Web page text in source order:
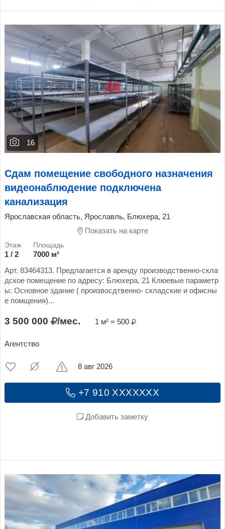
16
Сдам помещение свободного назначения
видеонаблюдение подключена
канализация
Ярославская область, Ярославль, Блюхера, 21
Показать на карте
1 / 2
7000 м²
Арт. 83464313. Предлагается в аренду производственно-скла
дское помещение по адресу: Блюхера, 21 Клюевые параметр
ы: Основное здание ( произвосдтвенно- складские и офисны
е помщения)...
3 500 000 /мес. 1 м² = 500
Агентство
+7 910 XXXXXXX
Добавить заметку
8 авг 2026